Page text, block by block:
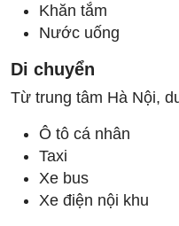
Khăn tắm
Nước uống
Di chuyển
Từ trung tâm Hà Nội,
Ô tô cá nhân
Taxi
Xe bus
Xe điện nội khu